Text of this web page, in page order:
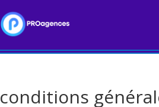
conditions